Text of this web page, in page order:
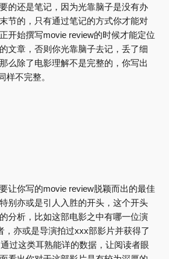
的还是笔记，因为光靠脑子是没有办
节的，只有通过笔记的方式你才能对
开始撰写movie review的时候才能定位
文章，否则你光靠脑子去记，丢了细
么除了电影理解不是完整的，你写出
样不完整。
让你写的movie review脱颖而出的最佳
别亦或是引人入胜的开头，这个开头
分析，比如这部电影之中有哪一位演
，亦或是导演拍过xxx部影片并获得了
过这类耳熟能详的数据，让阅读者眼